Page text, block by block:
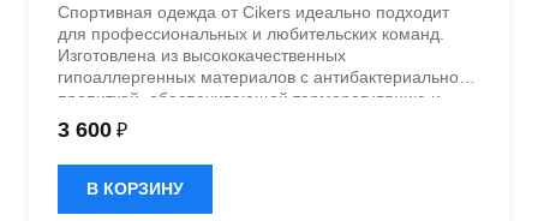
Спортивная одежда от Cikers идеально подходит
для профессиональных и любительских команд.
Изготовлена из высококачественных
гипоаллергенных материалов с антибактериальной
пропиткой, обеспечивающей терморегуляцию и
быстрое влагоотведение. Одежда обладает
эластичностью в 5 направлениях и стильным
дизайном.
3 600 ₽
В КОРЗИНУ